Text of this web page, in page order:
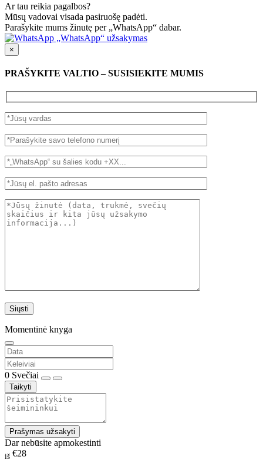
Ar tau reikia pagalbos?
Mūsų vadovai visada pasiruošę padėti.
Parašykite mums žinutę per „WhatsApp“ dabar.
„WhatsApp“ užsakymas
×
PRAŠYKITE VALTIO – SUSISIEKITE MUMIS
Momentinė knyga
0 Svečiai
Taikyti
Prašymas užsakyti
Dar nebūsite apmokestinti
iš €28